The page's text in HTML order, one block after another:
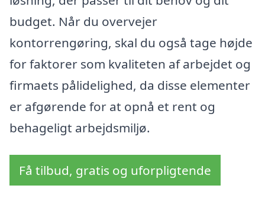
budget. Når du overvejer
kontorrengøring, skal du også tage højde
for faktorer som kvaliteten af arbejdet og
firmaets pålidelighed, da disse elementer
er afgørende for at opnå et rent og
behageligt arbejdsmiljø.
Få tilbud, gratis og uforpligtende